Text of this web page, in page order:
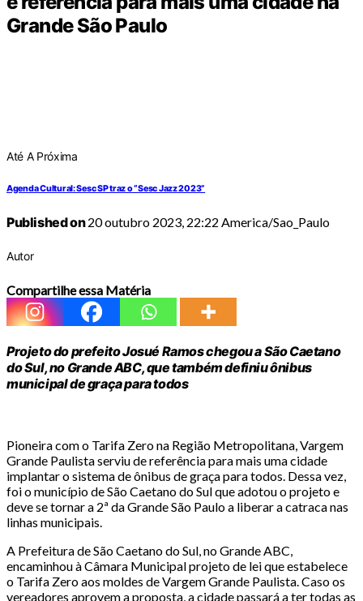
Grande São Paulo
Até A Próxima
Agenda Cultural: Sesc SP traz o “Sesc Jazz 2023”
Published on20 outubro 2023, 22:22 America/Sao_Paulo
Autor
Compartilhe essa Matéria
Projeto do prefeito Josué Ramos chegou a São Caetano
do Sul, no Grande ABC, que também definiu ônibus
municipal de graça para todos
Pioneira com o Tarifa Zero na Região Metropolitana, Vargem
Grande Paulista serviu de referência para mais uma cidade
implantar o sistema de ônibus de graça para todos. Dessa vez,
foi o município de São Caetano do Sul que adotou o projeto e
deve se tornar a 2ª da Grande São Paulo a liberar a catraca nas
linhas municipais.
A Prefeitura de São Caetano do Sul, no Grande ABC,
encaminhou à Câmara Municipal projeto de lei que estabelece
o Tarifa Zero aos moldes de Vargem Grande Paulista. Caso os
vereadores aprovem a proposta, a cidade passará a ter todas as